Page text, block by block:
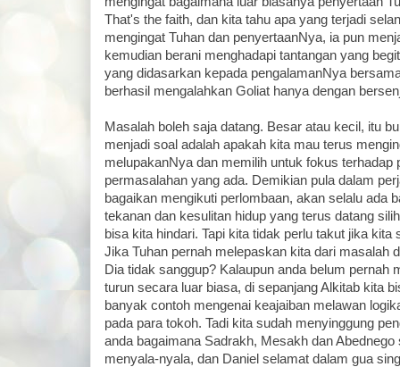
That's the faith, dan kita tahu apa yang terjadi
mengingat Tuhan dan penyertaanNya, ia pun
kemudian berani menghadapi tantangan yang
yang didasarkan kepada pengalamanNya
berhasil mengalahkan Goliat hanya dengan
Masalah boleh saja datang. Besar atau kecil, itu
menjadi soal adalah apakah kita mau terus
melupakanNya dan memilih untuk fokus terhadap
permasalahan yang ada. Demikian pula dalam
bagaikan mengikuti perlombaan, akan selalu ada
tekanan dan kesulitan hidup yang terus datang
bisa kita hindari. Tapi kita tidak perlu takut jika kita
Jika Tuhan pernah melepaskan kita dari masalah
Dia tidak sanggup? Kalaupun anda belum pernah
turun secara luar biasa, di sepanjang Alkitab kita
banyak contoh mengenai keajaiban melawan
pada para tokoh. Tadi kita sudah menyinggung
anda bagaimana Sadrakh, Mesakh dan Abednego
menyala-nyala, dan Daniel selamat dalam gua